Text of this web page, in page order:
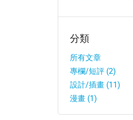
分類
所有文章
專欄/短評 (2)
設計/插畫 (11)
漫畫 (1)